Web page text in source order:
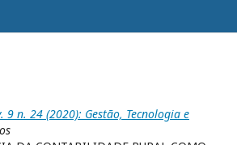
9 n. 24 (2020): Gestão, Tecnologia e